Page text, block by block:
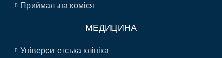
Приймальна коміся
МЕДИЦИНА
Університетська клініка